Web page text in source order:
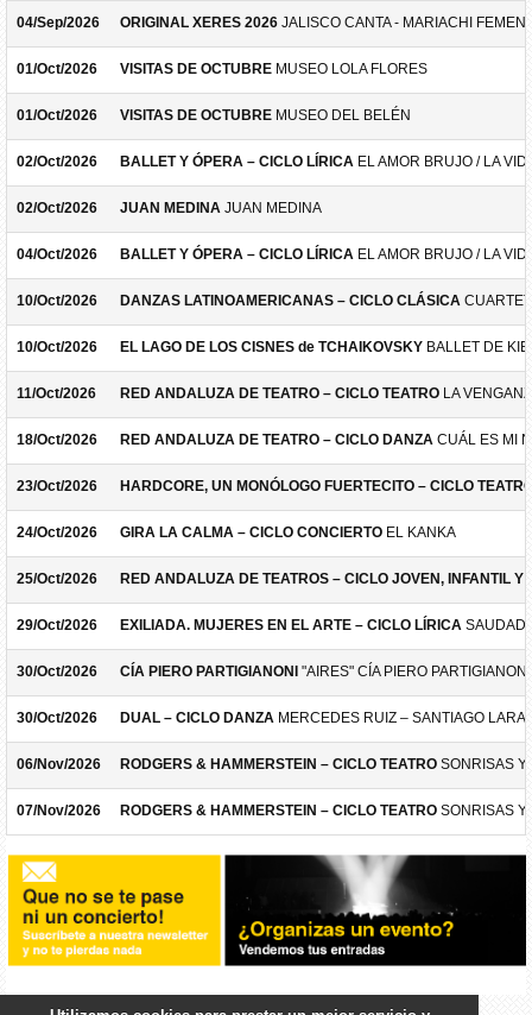
04/Sep/2026 ORIGINAL XERES 2026 JALISCO CANTA - MARIACHI
01/Oct/2026 VISITAS DE OCTUBRE MUSEO LOLA FLORES
01/Oct/2026 VISITAS DE OCTUBRE MUSEO DEL BELÉN
02/Oct/2026 BALLET Y ÓPERA – CICLO LÍRICA EL AMOR BRUJO / LA
02/Oct/2026 JUAN MEDINA JUAN MEDINA
04/Oct/2026 BALLET Y ÓPERA – CICLO LÍRICA EL AMOR BRUJO / LA
10/Oct/2026 DANZAS LATINOAMERICANAS – CICLO CLÁSICA
10/Oct/2026 EL LAGO DE LOS CISNES de TCHAIKOVSKY BALLET DE
11/Oct/2026 RED ANDALUZA DE TEATRO – CICLO TEATRO LA
18/Oct/2026 RED ANDALUZA DE TEATRO – CICLO DANZA CUÁL ES MI
23/Oct/2026 HARDCORE, UN MONÓLOGO FUERTECITO – CICLO
24/Oct/2026 GIRA LA CALMA – CICLO CONCIERTO EL KANKA
25/Oct/2026 RED ANDALUZA DE TEATROS – CICLO JOVEN, INFANTIL Y
29/Oct/2026 EXILIADA. MUJERES EN EL ARTE – CICLO LÍRICA
30/Oct/2026 CÍA PIERO PARTIGIANONI "AIRES" CÍA PIERO PARTIGIANONI
30/Oct/2026 DUAL – CICLO DANZA MERCEDES RUIZ – SANTIAGO LARA
06/Nov/2026 RODGERS & HAMMERSTEIN – CICLO TEATRO SONRISAS Y
07/Nov/2026 RODGERS & HAMMERSTEIN – CICLO TEATRO SONRISAS Y